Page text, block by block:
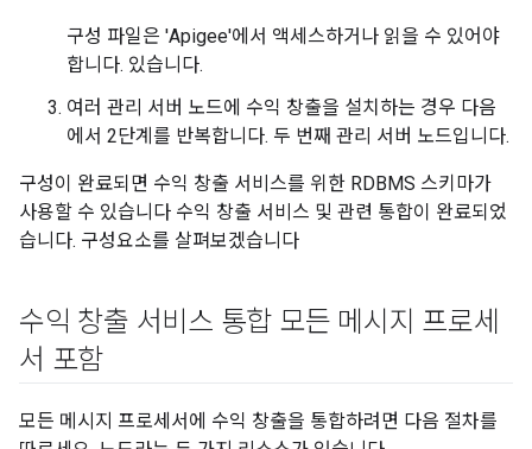
구성 파일은 'Apigee'에서 액세스하거나 읽을 수 있어야
합니다. 있습니다.
여러 관리 서버 노드에 수익 창출을 설치하는 경우 다음
에서 2단계를 반복합니다. 두 번째 관리 서버 노드입니다.
구성이 완료되면 수익 창출 서비스를 위한 RDBMS 스키마가
사용할 수 있습니다 수익 창출 서비스 및 관련 통합이 완료되었
습니다. 구성요소를 살펴보겠습니다
수익 창출 서비스 통합 모든 메시지 프로세
서 포함
모든 메시지 프로세서에 수익 창출을 통합하려면 다음 절차를